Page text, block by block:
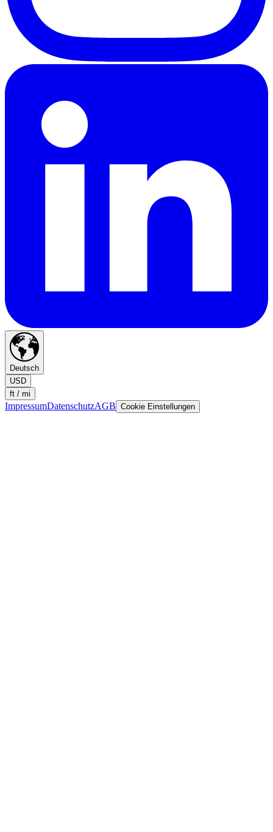
Deutsch
USD
ft / mi
ImpressumDatenschutzAGB Cookie Einstellungen